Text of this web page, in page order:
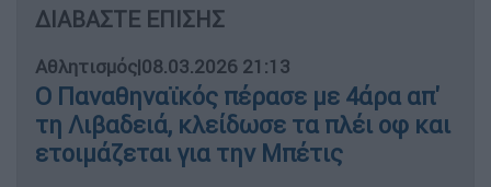
ΔΙΑΒΑΣΤΕ ΕΠΙΣΗΣ
Αθλητισμός|08.03.2026 21:13
Ο Παναθηναϊκός πέρασε με 4άρα απ'
τη Λιβαδειά, κλείδωσε τα πλέι οφ και
ετοιμάζεται για την Μπέτις